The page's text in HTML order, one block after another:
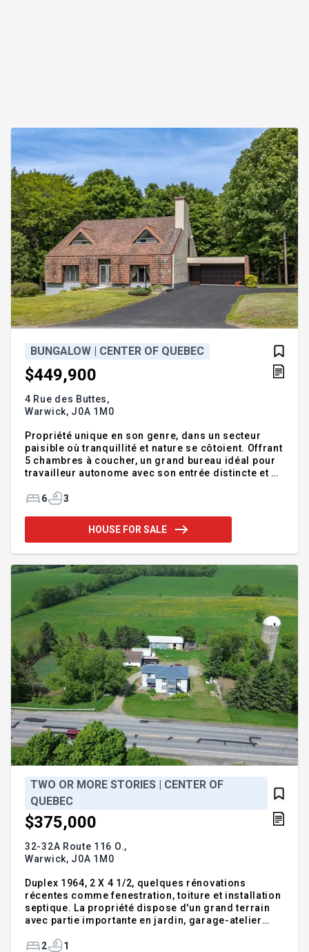
BUNGALOW | CENTER OF QUEBEC
$449,900
4 Rue des Buttes,
Warwick, J0A 1M0
Propriété unique en son genre, dans un secteur
paisible où tranquillité et nature se côtoient. Offrant
5 chambres à coucher, un grand bureau idéal pour
travailleur autonome avec son entrée distincte et 3
impressionne par ses vastes espaces de vie et sa
distinctif et son aménagement chaleureux en font
une propriété hors du commun. La grande salle
famille, tandis que le garage double attaché ajoute
une touche de praticité
6 3
HOUSE FOR SALE
TWO OR MORE STORIES | CENTER OF
QUEBEC
$375,000
32-32A Route 116 O.,
Warwick, J0A 1M0
Duplex 1964, 2 X 4 1/2, quelques rénovations
récentes comme fenestration, toiture et installation
septique. La propriété dispose d'un grand terrain
avec partie importante en jardin, garage-atelier
étage. Plusieurs possibiltés s'offrent a vous!
2 1